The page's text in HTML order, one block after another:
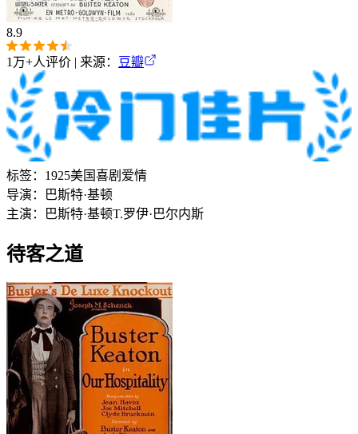
8.9
1万+人评价 | 来源： 豆瓣
标签： 1925美国喜剧 爱情
导演：
巴斯特·基顿
主演：
巴斯特·基顿T.罗伊·巴尔内斯
待客之道